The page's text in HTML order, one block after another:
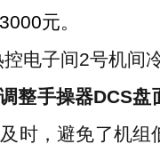
3000元。
电子间2号机间
整手操器DCS盘
时，避免了机组